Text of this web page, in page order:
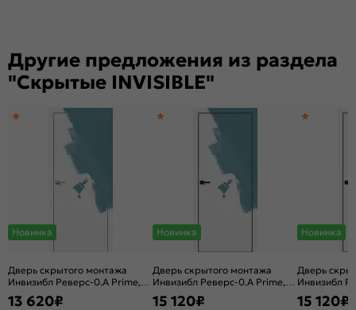
Другие предложения из раздела
"Скрытые INVISIBLE"
Новинка
Дверь скрытого монтажа
Инвизибл Реверс-0.А Prime,
грунт (под окраску), правое
открывание, Грунт, кромка
13 620₽
Новинка
Дверь скрытого монтажа
Инвизибл Реверс-0.А Prime,
грунт (под окраску), левое
открывание, Грунт, кромка
15 120₽
Новинка
Дверь
Инвизибл
грунт (под
15 120₽